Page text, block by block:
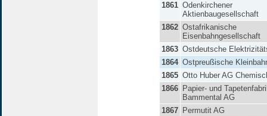
1861 Odenkirchener
Aktienbaugesellschaft
1862 Ostafrikanische
Eisenbahngesellschaft
1863 Ostdeutsche
1864 Ostpreußische
1865 Otto Huber AG
1866 Papier- und
Bammental AG
1867 Permutit AG